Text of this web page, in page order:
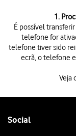
1.
É possível
telefone for
telefone tiver sido
ecrã, o telefone
Veja
Veja como
Antes de ser
Follow
Social